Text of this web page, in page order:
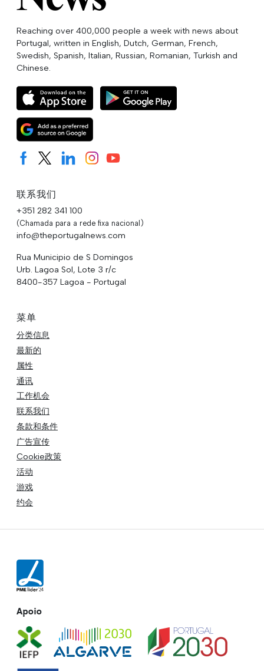
Reaching over 400,000 people a week with news about
Portugal, written in English, Dutch, German, French,
Swedish, Spanish, Italian, Russian, Romanian, Turkish and
Chinese.
联系我们
+351 282 341 100
(Chamada para a rede fixa nacional)
info@theportugalnews.com
Rua Municipio de S Domingos
Urb. Lagoa Sol, Lote 3 r/c
8400-357 Lagoa - Portugal
菜单
分类信息
最新的
属性
通讯
工作机会
联系我们
条款和条件
广告宣传
Cookie政策
活动
游戏
约会
Apoio